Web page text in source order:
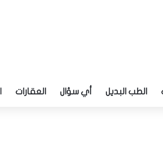
الطب البديل أي سؤال العقارات